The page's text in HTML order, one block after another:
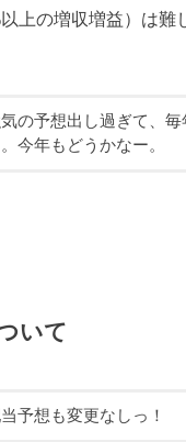
上の増収増益）は難
の予想出し過ぎて、
。今年もどうかなー。
いて
予想も変更なしっ！